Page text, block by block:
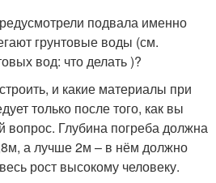
подвала именно
грунтовые воды (см.
вод: что делать )?
и какие материалы при
только после того, как вы
вопрос. Глубина погреба должна
а лучше 2м – в нём должно
рост высокому человеку.